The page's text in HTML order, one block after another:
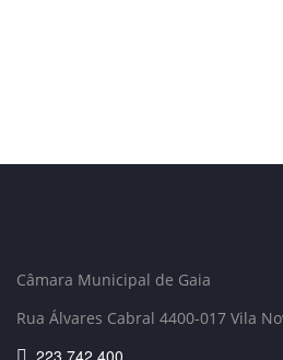
Câmara Municipal de Gaia
Rua Álvares Cabral 4400-017 Vila
223 742 400